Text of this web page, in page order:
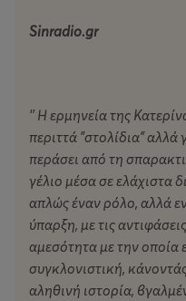
Sinradio.gr
‘’ Η ερμηνεία της
περιττά "στολίδια"
περάσει από τη
γέλιο μέσα σε ελάχιστα
απλώς έναν ρόλο, αλλά
ύπαρξη, με τις
αμεσότητα με την οποία
συγκλονιστική,
αληθινή ιστορία,